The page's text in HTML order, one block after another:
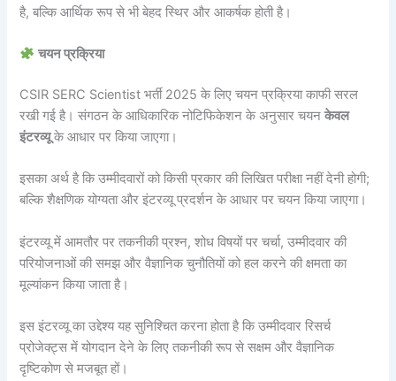
है, बल्कि आर्थिक रूप से भी बेहद स्थिर और आकर्षक होती है।
चयन प्रक्रिया
CSIR SERC Scientist भर्ती 2025 के लिए चयन प्रक्रिया काफी सरल
रखी गई है। संगठन के आधिकारिक नोटिफिकेशन के अनुसार चयनकेवल
इंटरव्यूके आधार पर किया जाएगा।
इसका अर्थ है कि उम्मीदवारों को किसी प्रकार की लिखित परीक्षा नहीं देनी होगी;
बल्कि शैक्षणिक योग्यता और इंटरव्यू प्रदर्शन के आधार पर चयन किया जाएगा।
इंटरव्यू में आमतौर पर तकनीकी प्रश्न, शोध विषयों पर चर्चा, उम्मीदवार की
परियोजनाओं की समझ और वैज्ञानिक चुनौतियों को हल करने की क्षमता का
मूल्यांकन किया जाता है।
इस इंटरव्यू का उद्देश्य यह सुनिश्चित करना होता है कि उम्मीदवार रिसर्च
प्रोजेक्ट्स में योगदान देने के लिए तकनीकी रूप से सक्षम और वैज्ञानिक
दृष्टिकोण से मजबूत हों।